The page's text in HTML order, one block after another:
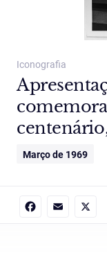
Iconografia
Março de 1969